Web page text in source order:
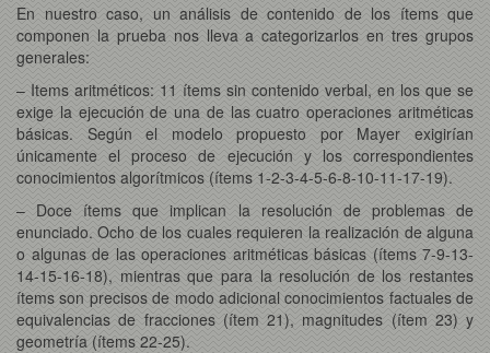
En nuestro caso, un análisis de contenido de los ítems que
componen la prueba nos lleva a categorizarlos en tres grupos
generales:
– Items aritméticos: 11 ítems sin contenido verbal, en los que se
exige la ejecución de una de las cuatro operaciones aritméticas
básicas. Según el modelo propuesto por Mayer exigirían
únicamente el proceso de ejecución y los correspondientes
conocimientos algorítmicos (ítems 1-2-3-4-5-6-8-10-11-17-19).
– Doce ítems que implican la resolución de problemas de
enunciado. Ocho de los cuales requieren la realización de alguna
o algunas de las operaciones aritméticas básicas (ítems 7-9-13-
14-15-16-18), mientras que para la resolución de los restantes
ítems son precisos de modo adicional conocimientos factuales de
equivalencias de fracciones (ítem 21), magnitudes (ítem 23) y
geometría (ítems 22-25).